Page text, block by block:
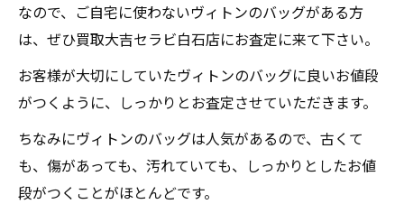
なので、ご自宅に使わないヴィトンのバッグがある方
は、ぜひ買取大吉セラビ白石店にお査定に来て下さい。
お客様が大切にしていたヴィトンのバッグに良いお値段
がつくように、しっかりとお査定させていただきます。
ちなみにヴィトンのバッグは人気があるので、古くて
も、傷があっても、汚れていても、しっかりとしたお値
段がつくことがほとんどです。